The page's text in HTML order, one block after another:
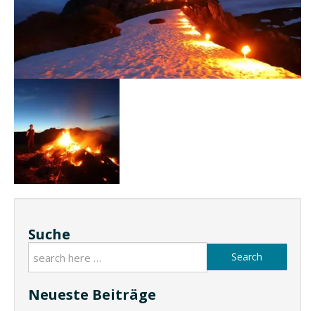
Suche
Search
Neueste Beiträge